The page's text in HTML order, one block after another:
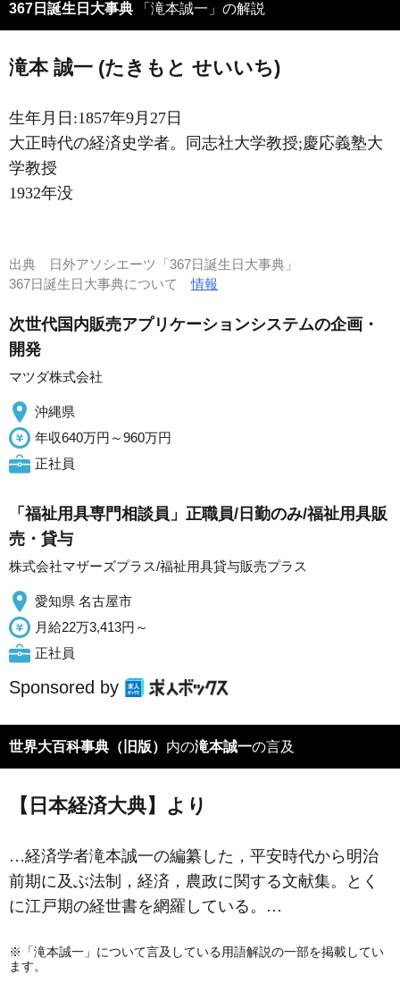
367日誕生日大事典 「滝本誠一」の解説
滝本 誠一 (たきもと せいいち)
生年月日:1857年9月27日
大正時代の経済史学者。同志社大学教授;慶応義塾大
学教授
1932年没
出典
日外アソシエーツ「367日誕生日大事典」
367日誕生日大事典について情報
次世代国内販売アプリケーションシステムの企画・
開発
マツダ株式会社
沖縄県
年収640万円～960万円
正社員
「福祉用具専門相談員」正職員/日勤のみ/福祉用具販
売・貸与
株式会社マザーズプラス/福祉用具貸与販売プラス
愛知県 名古屋市
月給22万3,413円～
正社員
Sponsored by
世界大百科事典（旧版） 内の滝本誠一の言及
【日本経済大典】より
…経済学者滝本誠一の編纂した，平安時代から明治
前期に及ぶ法制，経済，農政に関する文献集。とく
に江戸期の経世書を網羅している。…
※「滝本誠一」について言及している用語解説の一部を掲載してい
ます。